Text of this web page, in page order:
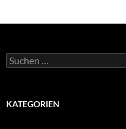
Suchen
nach:
KATEGORIEN